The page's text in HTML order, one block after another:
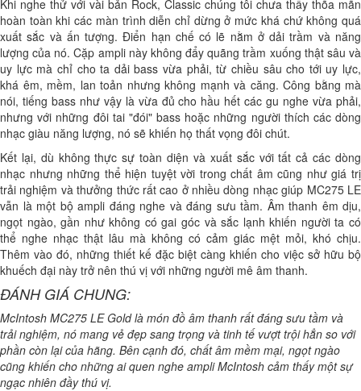
Khi nghe thử với vài bản Rock, Classic chúng tôi chưa thấy thõa mãn
hoàn toàn khi các màn trình diễn chỉ dừng ở mức khá chứ không quá
xuất sắc và ấn tượng. Điển hạn chế có lẽ nằm ở dải trầm và năng
lượng của nó. Cặp ampli này không đẩy quãng trầm xuống thật sâu và
uy lực mà chỉ cho ta dải bass vừa phải, từ chiều sâu cho tới uy lực,
khá êm, mềm, lan toản nhưng không mạnh và căng. Công bằng mà
nói, tiếng bass như vậy là vừa đủ cho hầu hết các gu nghe vừa phải,
nhưng với những đôi tai "đói" bass hoặc những người thích các dòng
nhạc giàu năng lượng, nó sẽ khiến họ thất vọng đôi chút.
Kết lại, dù không thực sự toàn diện và xuất sắc với tất cả các dòng
nhạc nhưng những thể hiện tuyệt vời trong chất âm cũng như giá trị
trải nghiệm và thưởng thức rất cao ở nhiều dòng nhạc giúp MC275 LE
vẫn là một bộ ampli đáng nghe và đáng sưu tầm. Âm thanh êm dịu,
ngọt ngào, gần như không có gai góc và sắc lạnh khiến người ta có
thể nghe nhạc thật lâu mà không có cảm giác mệt mỏi, khó chịu.
Thêm vào đó, những thiết kế đặc biệt càng khiến cho việc sở hữu bộ
khuếch đại này trở nên thú vị với những người mê âm thanh.
ĐÁNH GIÁ CHUNG:
McIntosh MC275 LE Gold là món đồ âm thanh rất đáng sưu tầm và
trải nghiệm, nó mang vẻ đẹp sang trọng và tinh tế vượt trội hẳn so với
phần còn lại của hãng. Bên cạnh đó, chất âm mềm mại, ngọt ngào
cũng khiến cho những ai quen nghe ampli McIntosh cảm thấy một sự
ngạc nhiên đầy thú vị.